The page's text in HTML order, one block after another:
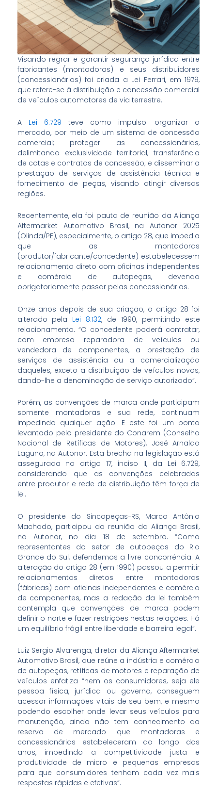
Visando regrar e garantir segurança jurídica entre
fabricantes (montadoras) e seus distribuidores
(concessionários) foi criada a Lei Ferrari, em 1979,
que refere-se à distribuição e concessão comercial
de veículos automotores de via terrestre.
A Lei 6.729 teve como impulso: organizar o
mercado, por meio de um sistema de concessão
comercial; proteger as concessionárias,
delimitando exclusividade territorial, transferência
de cotas e contratos de concessão; e disseminar a
prestação de serviços de assistência técnica e
fornecimento de peças, visando atingir diversas
regiões.
Recentemente, ela foi pauta de reunião da Aliança
Aftermarket Automotivo Brasil, na Autonor 2025
(Olinda/PE), especialmente, o artigo 28, que impedia
que as montadoras
(produtor/fabricante/concedente) estabelecessem
relacionamento direto com oficinas independentes
e comércio de autopeças, devendo
obrigatoriamente passar pelas concessionárias.
Onze anos depois de sua criação, o artigo 28 foi
alterado pela Lei 8.132, de 1990, permitindo este
relacionamento. “O concedente poderá contratar,
com empresa reparadora de veículos ou
vendedora de componentes, a prestação de
serviços de assistência ou a comercialização
daqueles, exceto a distribuição de veículos novos,
dando-lhe a denominação de serviço autorizado”.
Porém, as convenções de marca onde participam
somente montadoras e sua rede, continuam
impedindo qualquer ação. E este foi um ponto
levantado pelo presidente do Conarem (Conselho
Nacional de Retíficas de Motores), José Arnaldo
Laguna, na Autonor. Esta brecha na legislação está
assegurada no artigo 17, inciso II, da Lei 6.729,
considerando que as convenções celebradas
entre produtor e rede de distribuição têm força de
lei.
O presidente do Sincopeças-RS, Marco Antônio
Machado, participou da reunião da Aliança Brasil,
na Autonor, no dia 18 de setembro. “Como
representantes do setor de autopeças do Rio
Grande do Sul, defendemos a livre concorrência. A
alteração do artigo 28 (em 1990) passou a permitir
relacionamentos diretos entre montadoras
(fábricas) com oficinas independentes e comércio
de componentes, mas a redação da lei também
contempla que convenções de marca podem
definir o norte e fazer restrições nestas relações. Há
um equilíbrio frágil entre liberdade e barreira legal”.
Luiz Sergio Alvarenga, diretor da Aliança Aftermarket
Automotivo Brasil, que reúne a indústria e comércio
de autopeças, retíficas de motores e reparação de
veículos enfatiza “nem os consumidores, seja ele
pessoa física, jurídica ou governo, conseguem
acessar informações vitais de seu bem, e mesmo
podendo escolher onde levar seus veículos para
manutenção, ainda não tem conhecimento da
reserva de mercado que montadoras e
concessionárias estabeleceram ao longo dos
anos, impedindo a competitividade justa e
produtividade de micro e pequenas empresas
para que consumidores tenham cada vez mais
respostas rápidas e efetivas”.